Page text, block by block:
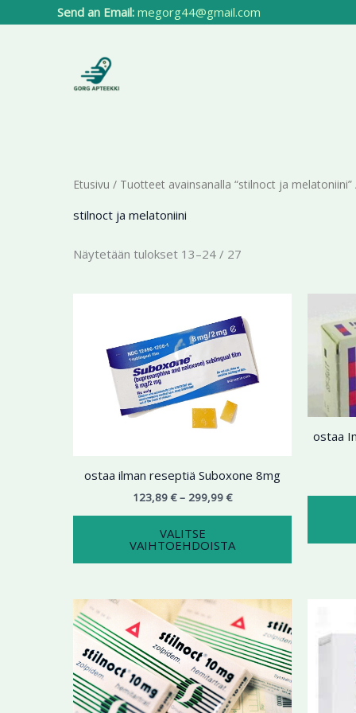
sisältöön
Send an Email: megorg44@gmail.com
Etusivu / Tuotteet avainsanalla “stilnoct ja melatoniini”
stilnoct ja melatoniini
Näytetään tulokset 13–24 / 27
ostaa ilman reseptiä Suboxone 8mg
123,89€ – 299,99€
123,89 €
-
299,99 €
VALITSE
VAIHTOEHDOISTA
tuotteella
useampi
muunnelma.
tehdä
valinnat
ostaa
Hintaluokka:
189,99 €
-
499,87 €
Tällä
tuotteella
on
useampi
muunnelma.
Voit